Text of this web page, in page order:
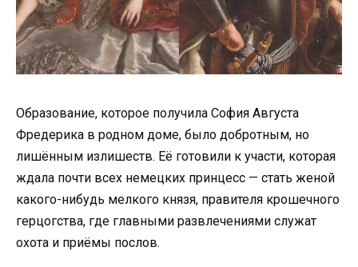
Образование, которое получила София Августа
Фредерика в родном доме, было добротным, но
лишённым излишеств. Её готовили к участи, которая
ждала почти всех немецких принцесс — стать женой
какого-нибудь мелкого князя, правителя крошечного
герцогства, где главными развлечениями служат
охота и приёмы послов.